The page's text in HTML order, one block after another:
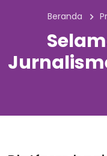
Beranda